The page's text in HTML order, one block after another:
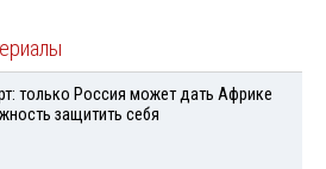
только Россия может дать Африке
защитить себя